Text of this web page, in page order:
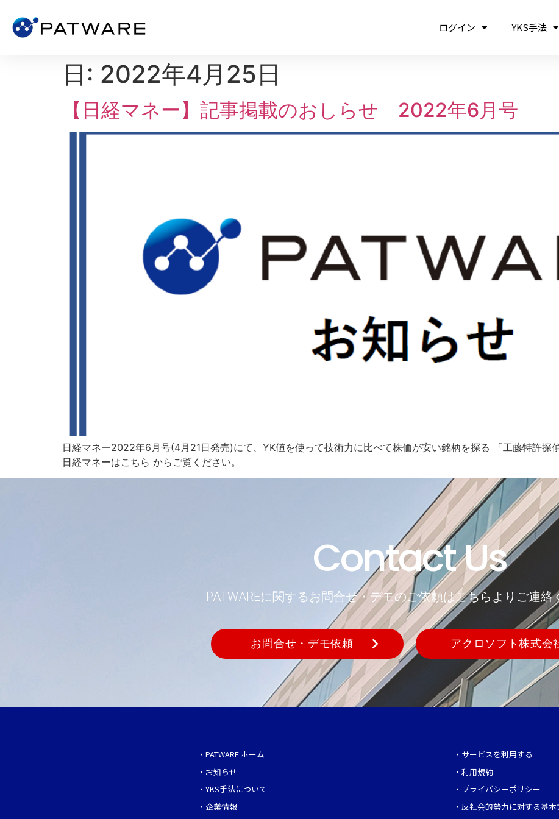
ログイン YKS手法
日: 2022年4月25日
【日経マネー】記事掲載のおしらせ 2022年6月号
日経マネー2022年6月号(4月21日発売)にて、YK値を使って技術力に比べて株価が安い銘柄を探る 「工藤特許探
日経マネーはこちら からご覧ください。
Contact Us
PATWAREに関するお問合せ・デモのご依頼はこちらよりご連絡
お問合せ・デモ依頼 アクロソフト株式会
・ PATWARE ホーム
・ お知らせ
・ YKS手法について
・ 企業情報
・ サービスを利用する
・ 利用規約
・ プライバシーポリシー
・ 反社会的勢力に対する基本